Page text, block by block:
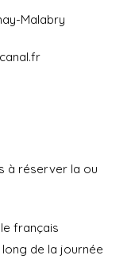
Malabry
à réserver la ou
le français
de la journée